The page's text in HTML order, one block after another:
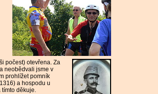
počest) otevřena. Za
a neobědvali jsme v
prohlížet pomník
a hospodu u
tímto děkuje.